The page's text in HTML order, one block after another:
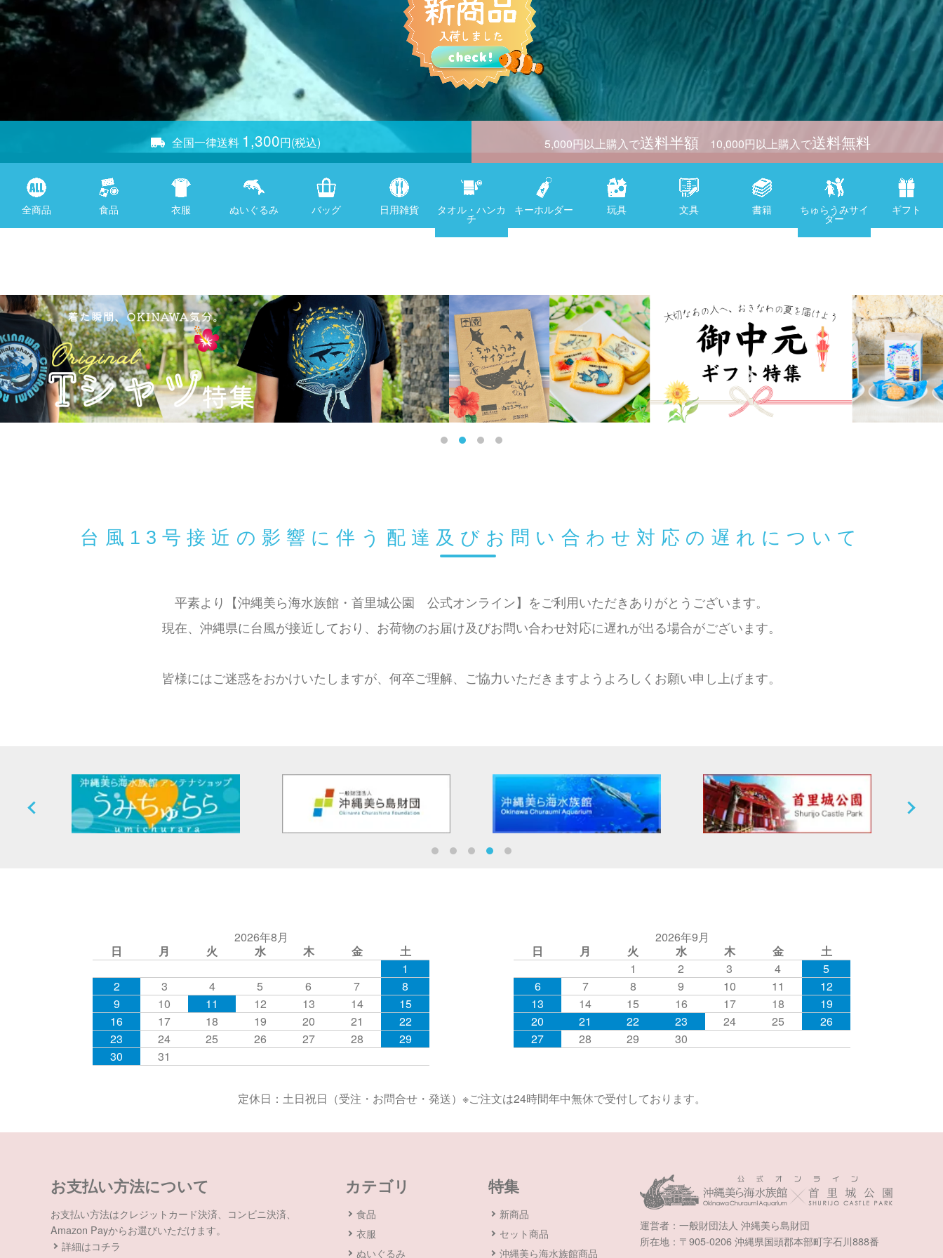
全国一律送料 1,300円(税込) 5,000円以上購入で送料半額 10,000円以上購入で送料無料
全商品 食品 衣服 ぬいぐるみ バッグ 日用雑貨 タオル・ハンカ
チ
キーホルダー 玩具 文具 書籍 ちゅらうみサイ
ダー
ギフト
台風13号接近の影響に伴う配達及びお問い合わせ対応の遅れについて
平素より【沖縄美ら海水族館・首里城公園 公式オンライン】をご利用いただきありがとうございます。
現在、沖縄県に台風が接近しており、お荷物のお届け及びお問い合わせ対応に遅れが出る場合がございます。
皆様にはご迷惑をおかけいたしますが、何卒ご理解、ご協力いただきますようよろしくお願い申し上げます。
2026年8月
日
月 火 水 木 金
土
1
2
3 4 5 6 7
8
9
10 11 12 13 14
15
16
17 18 19 20 21
22
23
24 25 26 27 28
29
30
31
2026年9月
日
月 火 水 木 金
土
1
2 3 4
5
6
7 8 9 10 11
12
13
14 15 16 17 18
19
20
21 22 23 24 25
26
27
28 29 30
定休日：土日祝日（受注・お問合せ・発送）※ご注文は24時間年中無休で受付しております。
お支払い方法について
お支払い方法はクレジットカード決済、コンビニ決済、
Amazon Payからお選びいただけます。
詳細はコチラ
カテゴリ
食品
衣服
ぬいぐるみ
特集
新商品
セット商品
沖縄美ら海水族館商品
運営者：一般財団法人 沖縄美ら島財団
所在地：〒905-0206 沖縄県国頭郡本部町字石川888番